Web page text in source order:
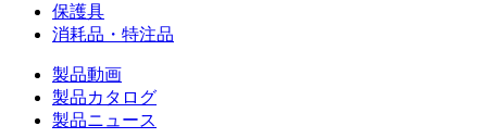
保護具
消耗品・特注品
製品動画
製品カタログ
製品ニュース